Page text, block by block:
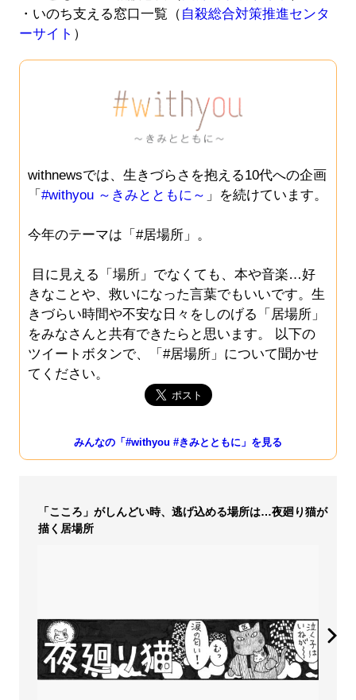
・いのち支える窓口一覧（ 自殺総合対策推進センタ
ーサイト ）
withnewsでは、生きづらさを抱える10代への企画
「#withyou ～きみとともに～ 」を続けています。
今年のテーマは「#居場所」。
目に見える「場所」でなくても、本や音楽…好
きなことや、救いになった言葉でもいいです。生
きづらい時間や不安な日々をしのげる「居場所」
をみなさんと共有できたらと思います。 以下の
ツイートボタンで、「#居場所」について聞かせ
てください。
みんなの「#withyou #きみとともに」を見る
「こころ」がしんどい時、逃げ込める場所は…夜廻り猫が
描く居場所